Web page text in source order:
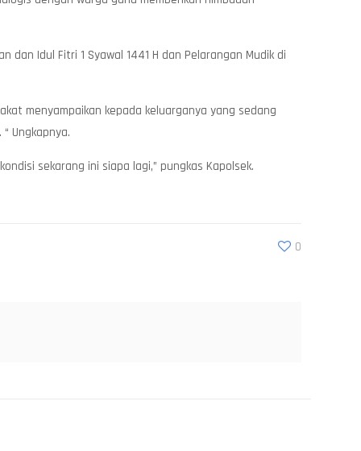
dan Idul Fitri 1 Syawal 1441 H dan Pelarangan Mudik di
menyampaikan kepada keluarganya yang sedang
Ungkapnya.
sekarang ini siapa lagi,” pungkas Kapolsek.
0